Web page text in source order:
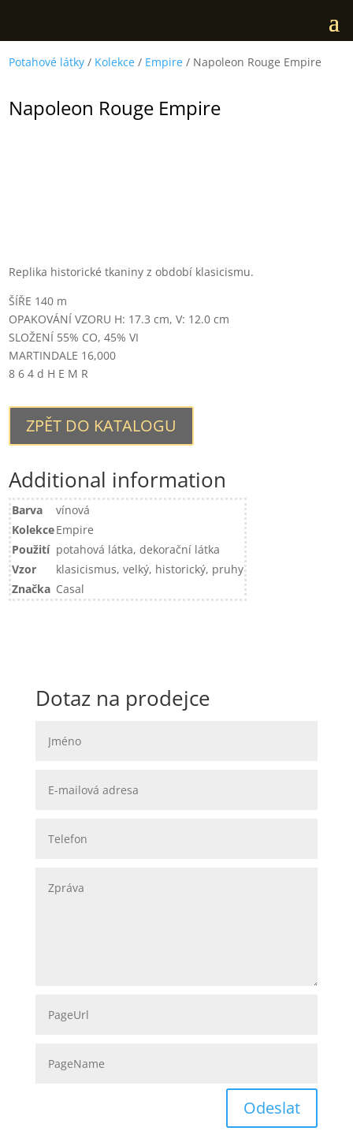
Potahové látky / Kolekce / Empire / Napoleon Rouge Empire
Napoleon Rouge Empire
Replika historické tkaniny z období klasicismu.
ŠÍŘE 140 m
OPAKOVÁNÍ VZORU H: 17.3 cm, V: 12.0 cm
SLOŽENÍ 55% CO, 45% VI
MARTINDALE 16,000
8 6 4 d H E M R
ZPĚT DO KATALOGU
Additional information
Barva
vínová
KolekceEmpire
Použití potahová látka, dekorační látka
Vzor
klasicismus, velký, historický, pruhy
Značka Casal
Dotaz na prodejce
Odeslat